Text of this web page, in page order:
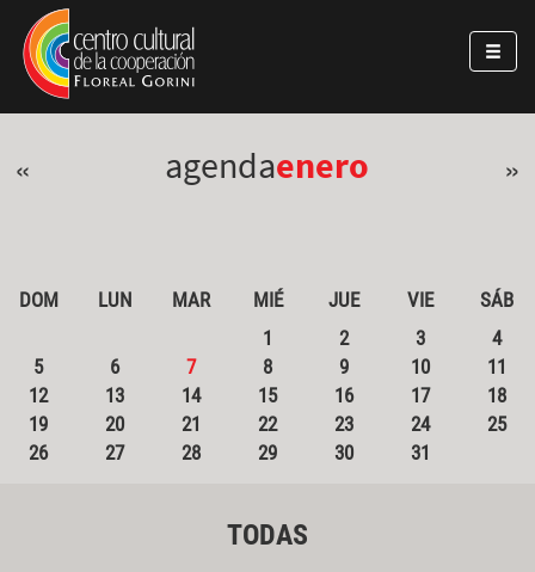
Pasar al contenido principal
Jump to main content
« agendaenero »
DOM LUN MAR MIÉ JUE VIE
SÁB
1
2 3
4
5
6 7 8 9 10
11
12
13 14 15 16 17
18
19
20 21 22 23 24
25
26
27 28 29 30 31
TODAS